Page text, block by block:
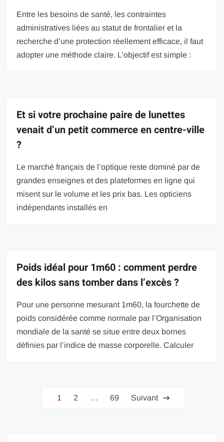
Entre les besoins de santé, les contraintes
administratives liées au statut de frontalier et la
recherche d’une protection réellement efficace, il faut
adopter une méthode claire. L’objectif est simple :
Et si votre prochaine paire de lunettes
venait d’un petit commerce en centre-ville
?
Le marché français de l’optique reste dominé par de
grandes enseignes et des plateformes en ligne qui
misent sur le volume et les prix bas. Les opticiens
indépendants installés en
Poids idéal pour 1m60 : comment perdre
des kilos sans tomber dans l’excès ?
Pour une personne mesurant 1m60, la fourchette de
poids considérée comme normale par l’Organisation
mondiale de la santé se situe entre deux bornes
définies par l’indice de masse corporelle. Calculer
Pagination
1 2 … 69 Suivant